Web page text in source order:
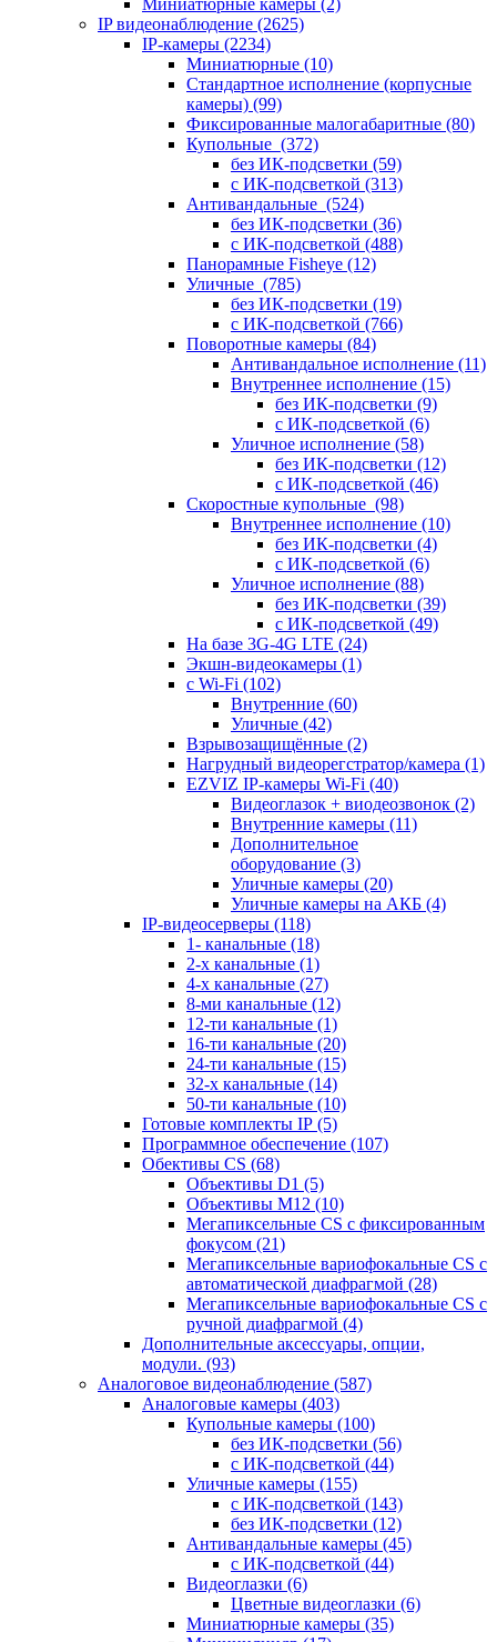
Миниатюрные камеры (2)
IP видеонаблюдение (2625)
IP-камеры (2234)
Миниатюрные (10)
Стандартное исполнение (корпусные
камеры) (99)
Фиксированные малогабаритные (80)
Купольные (372)
без ИК-подсветки (59)
с ИК-подсветкой (313)
Антивандальные (524)
без ИК-подсветки (36)
с ИК-подсветкой (488)
Панорамные Fisheye (12)
Уличные (785)
без ИК-подсветки (19)
с ИК-подсветкой (766)
Поворотные камеры (84)
Антивандальное исполнение (11)
Внутреннее исполнение (15)
без ИК-подсветки (9)
с ИК-подсветкой (6)
Уличное исполнение (58)
без ИК-подсветки (12)
с ИК-подсветкой (46)
Скоростные купольные (98)
Внутреннее исполнение (10)
без ИК-подсветки (4)
с ИК-подсветкой (6)
Уличное исполнение (88)
без ИК-подсветки (39)
с ИК-подсветкой (49)
На базе 3G-4G LTE (24)
Экшн-видеокамеры (1)
с Wi-Fi (102)
Внутренние (60)
Уличные (42)
Взрывозащищённые (2)
Нагрудный видеорегстратор/камера (1)
EZVIZ IP-камеры Wi-Fi (40)
Видеоглазок + виодеозвонок (2)
Внутренние камеры (11)
Дополнительное
оборудование (3)
Уличные камеры (20)
Уличные камеры на АКБ (4)
IP-видеосерверы (118)
1- канальные (18)
2-х канальные (1)
4-х канальные (27)
8-ми канальные (12)
12-ти канальные (1)
16-ти канальные (20)
24-ти канальные (15)
32-х канальные (14)
50-ти канальные (10)
Готовые комплекты IP (5)
Программное обеспечение (107)
Обективы CS (68)
Объективы D1 (5)
Объективы M12 (10)
Мегапиксельные CS c фиксированным
фокусом (21)
Мегапиксельные вариофокальные CS c
автоматической диафрагмой (28)
Мегапиксельные вариофокальные CS c
ручной диафрагмой (4)
Дополнительные аксессуары, опции,
модули. (93)
Аналоговое видеонаблюдение (587)
Аналоговые камеры (403)
Купольные камеры (100)
без ИК-подсветки (56)
с ИК-подсветкой (44)
Уличные камеры (155)
с ИК-подсветкой (143)
без ИК-подсветки (12)
Антивандальные камеры (45)
с ИК-подсветкой (44)
Видеоглазки (6)
Цветные видеоглазки (6)
Миниатюрные камеры (35)